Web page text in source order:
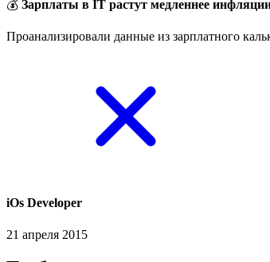
💰 Зарплаты в IT растут медленнее
Проанализировали данные из зарплатного
​iOs Developer
21 апреля 2015